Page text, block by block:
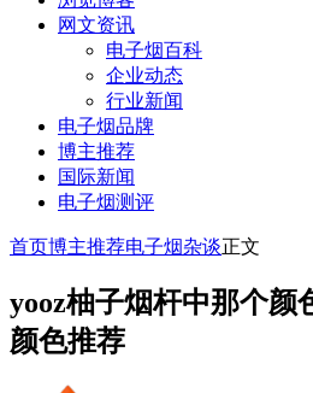
网文资讯
电子烟百科
企业动态
行业新闻
电子烟品牌
博主推荐
国际新闻
电子烟测评
首页博主推荐电子烟杂谈正文
yooz柚子烟杆中那个颜
颜色推荐